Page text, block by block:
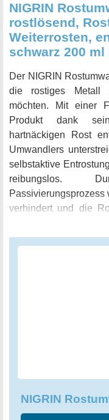
NIGRIN
rostlösend,
Weiterrosten,
schwarz 200 ml
Der NIGRIN
die rostiges Metall
möchten. Mit einer
Produkt dank
hartnäckigen Rost
Umwandlers
selbstaktive
reibungslos.
Passivierungsprozess
verhindert und die
Der NIGRIN
Vorbereitung für